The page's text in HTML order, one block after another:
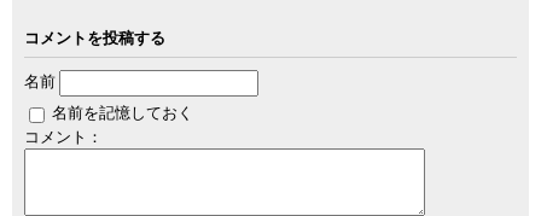
コメントを投稿する
名前
名前を記憶しておく
コメント：